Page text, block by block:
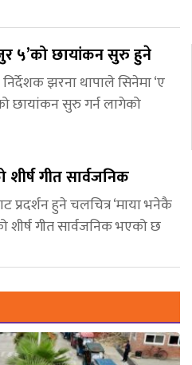
५’को छायांकन सुरु हुने
निर्देशक झरना थापाले सिनेमा ‘ए
छायांकन सुरु गर्न लागेको
गीत सार्वजनिक
प्रदर्शन हुने चलचित्र ‘माया भनेकै
शीर्ष गीत सार्वजनिक भएको छ